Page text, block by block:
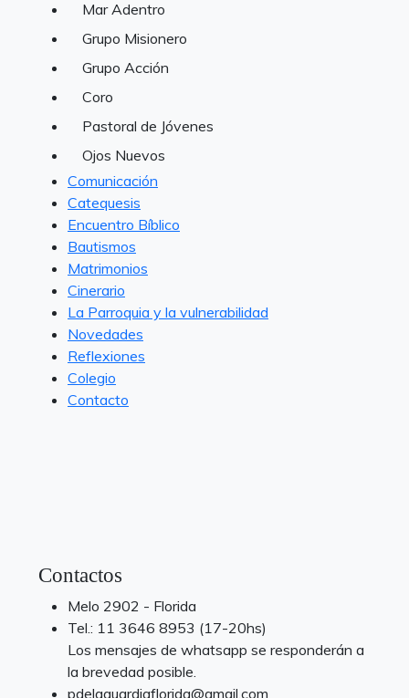
Mar Adentro
Grupo Misionero
Grupo Acción
Coro
Pastoral de Jóvenes
Ojos Nuevos
Comunicación
Catequesis
Encuentro Bíblico
Bautismos
Matrimonios
Cinerario
La Parroquia y la vulnerabilidad
Novedades
Reflexiones
Colegio
Contacto
Contactos
Melo 2902 - Florida
Tel.: 11 3646 8953 (17-20hs)
Los mensajes de whatsapp se responderán a
la brevedad posible.
pdelaguardiaflorida@gmail.com